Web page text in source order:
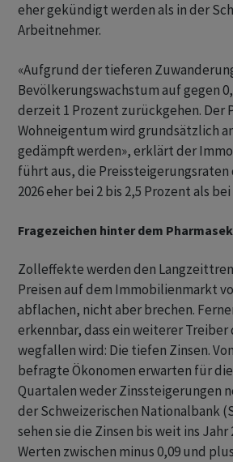
eher gekündigt werden als in der
Arbeitnehmer.
«Aufgrund der tieferen
Bevölkerungswachstum auf gegen
derzeit 1 Prozent zurückgehen. Der
Wohneigentum wird grundsätzlich
gedämpft werden», erklärt der
führt aus, die
2026 eher bei 2 bis 2,5 Prozent als
Fragezeichen hinter dem
Zolleffekte werden den
Preisen auf dem Immobilienmarkt
abflachen, nicht aber brechen.
erkennbar, dass ein weiterer Treiber
wegfallen wird: Die tiefen Zinsen.
befragte Ökonomen erwarten für
Quartalen weder Zinssteigerungen
der Schweizerischen Nationalbank
sehen sie die Zinsen bis weit ins Jahr
Werten zwischen minus 0,09 und